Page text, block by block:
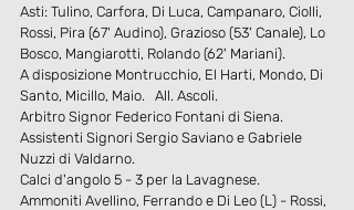
Asti: Tulino, Carfora, Di Luca, Campanaro, Ciolli,
Rossi, Pira (67' Audino), Grazioso (53' Canale), Lo
Bosco, Mangiarotti, Rolando (62' Mariani).
A disposizione Montrucchio, El Harti, Mondo, Di
Santo, Micillo, Maio.   All. Ascoli.
Arbitro Signor Federico Fontani di Siena.
Assistenti Signori Sergio Saviano e Gabriele
Nuzzi di Valdarno.
Calci d'angolo 5 - 3 per la Lavagnese.
Ammoniti Avellino, Ferrando e Di Leo (L) - Rossi,